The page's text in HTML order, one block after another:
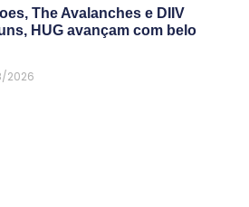
The Avalanches e DIIV
HUG avançam com belo
2026